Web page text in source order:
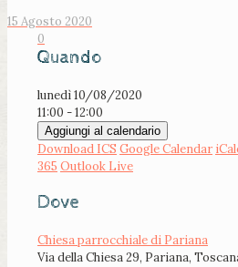
15 Agosto 2020
0
Quando
lunedì 10/08/2020
11:00 - 12:00
Aggiungi al calendario
Download ICS Google Calendar
365 Outlook Live
Dove
Chiesa parrocchiale di Pariana
Via della Chiesa 29, Pariana,